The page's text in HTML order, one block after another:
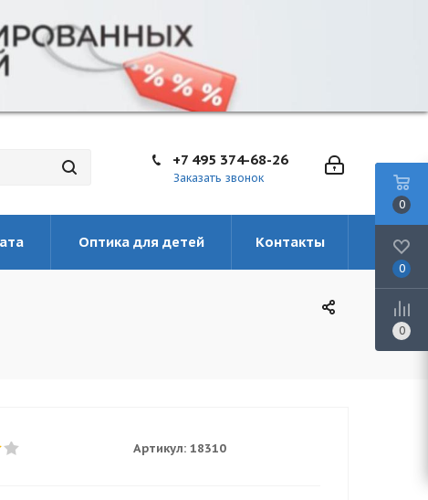
+7 495 374-68-26
Заказать звонок
Оптика для детей Контакты
Артикул: 18310
0
0
0